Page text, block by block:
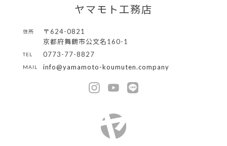
ヤマモト工務店
住所
〒624-0821
京都府舞鶴市公文名160-1
TEL 0773-77-8827
MAIL info@yamamoto-koumuten.company